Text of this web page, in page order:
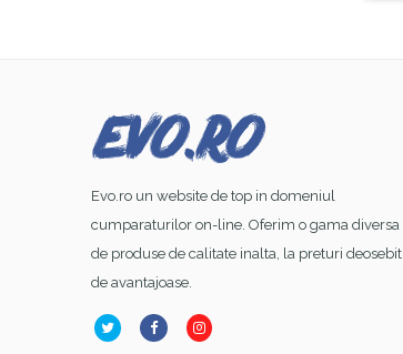
Evo.ro un website de top in domeniul
cumparaturilor on-line. Oferim o gama diversa
de produse de calitate inalta, la preturi deosebit
de avantajoase.
-44%
50lei
Alba Led SunOne
, Sela , 48 W